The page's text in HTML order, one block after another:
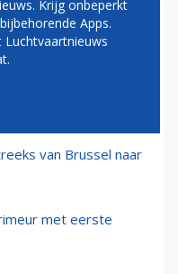
orders voor
van Brussel naar
met eerste
Krijg onbeperkt
Apps.